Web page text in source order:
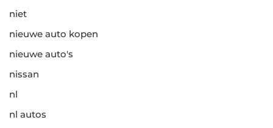
niet
nieuwe auto kopen
nieuwe auto's
nissan
nl
nl autos